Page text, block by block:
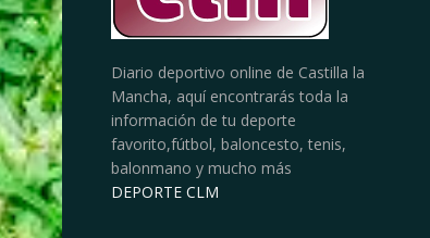
Diario deportivo online de Castilla la
Mancha, aquí encontrarás toda la
información de tu deporte
favorito,fútbol, baloncesto, tenis,
balonmano y mucho más
DEPORTE CLM